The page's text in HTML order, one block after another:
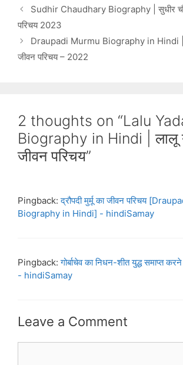
Sudhir Chaudhary Biography | सुधीर
परिचय 2023
Draupadi Murmu Biography in Hindi |
जीवन परिचय – 2022
2 thoughts on “Lalu
Biography in Hindi | लालू
जीवन परिचय”
Pingback:द्रौपदी मुर्मू का जीवन परिचय
Biography in Hindi] - hindiSamay
Pingback:गोर्बाचेव का निधन-शीत युद्ध समाप्त
- hindiSamay
Leave a Comment